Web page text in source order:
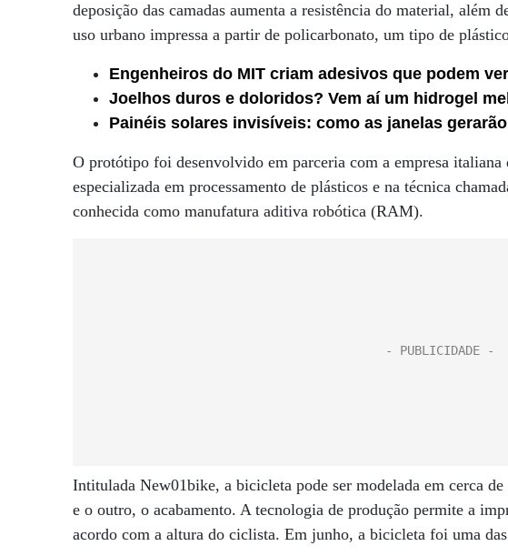
deposição das camadas aumenta a resistência do material, além
uso urbano impressa a partir de policarbonato, um tipo de
Engenheiros do MIT criam adesivos que podem
Joelhos duros e doloridos? Vem aí um hidrogel
Painéis solares invisíveis: como as janelas
O protótipo foi desenvolvido em parceria com a empresa
especializada em processamento de plásticos e na técnica
conhecida como manufatura aditiva robótica (RAM).
Intitulada New01bike, a bicicleta pode ser modelada em cerca
e o outro, o acabamento. A tecnologia de produção permite a
acordo com a altura do ciclista. Em junho, a bicicleta foi uma